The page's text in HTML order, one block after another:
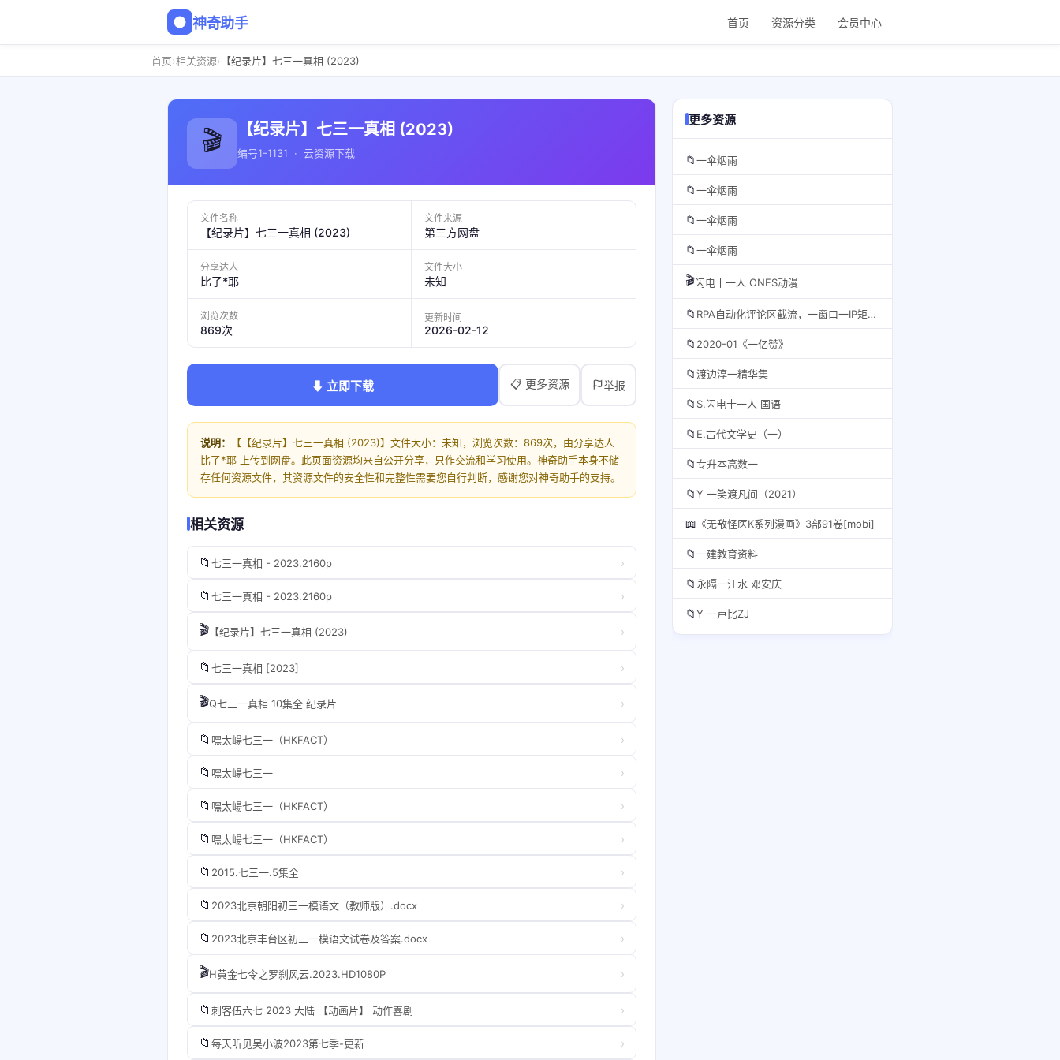
神奇助手 首页 资源分类 会员中心
首页›相关资源› 【纪录片】七三一真相 (2023)
🎬 【纪录片】七三一真相 (2023)
编号1-1131 · 云资源下载
文件名称
【纪录片】七三一真相 (2023)
文件来源
第三方网盘
分享达人
比了*耶
文件大小
未知
浏览次数
869次
更新时间
2026-02-12
⬇ 立即下载 📋 更多资源 举报
说明：
【【纪录片】七三一真相 (2023)】文件大小：未知，浏览次数：869次，由分享达人
比了*耶 上传到网盘。此页面资源均来自公开分享，只作交流和学习使用。神奇助手本身不储
存任何资源文件，其资源文件的安全性和完整性需要您自行判断，感谢您对神奇助手的支持。
相关资源
📁 七三一真相 - 2023.2160p ›
📁 七三一真相 - 2023.2160p ›
🎬 【纪录片】七三一真相 (2023) ›
📁 七三一真相‎ [2023] ›
🎬Q七三一真相 10集全 纪录片 ›
📁 嘿太崵七三一（HKFACT） ›
📁 嘿太崵七三一 ›
📁 嘿太崵七三一（HKFACT） ›
📁 嘿太崵七三一（HKFACT） ›
📁 2015.七三一.5集全 ›
📁 2023北京朝阳初三一模语文（教师版）.docx ›
📁 2023北京丰台区初三一模语文试卷及答案.docx ›
🎬H黄金七令之罗刹风云.2023.HD1080P ›
📁 刺客伍六七 2023 大陆 【动画片】 动作喜剧 ›
📁 每天听见吴小波2023第七季-更新 ›
更多资源
📁一伞烟雨
📁一伞烟雨
📁一伞烟雨
📁一伞烟雨
🎬闪电十一人 ONES动漫
📁 RPA自动化评论区截流，一窗口一IP矩阵操作
📁 2020-01《一亿赞》
📁渡边淳一精华集
📁 S.闪电十一人 国语
📁 E.古代文学史（一）
📁专升本高数一
📁Y 一笑渡凡间（2021）
📖 《无敌怪医K系列漫画》3部91卷[mobi]
📁一建教育资料
📁永隔一江水 邓安庆
📁Y 一卢比ZJ